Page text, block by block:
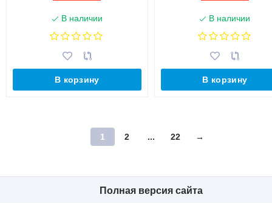
В наличии
В корзину
В наличии
В корзину
1 2 ... 22 →
Полная версия сайта